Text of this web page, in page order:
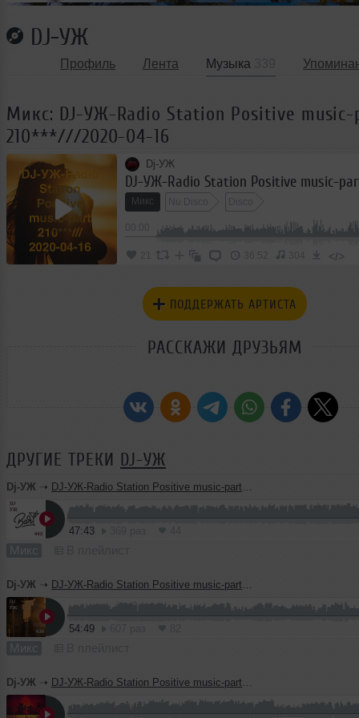
DJ-УЖ
Профиль Лента Музыка
Микс: DJ-УЖ-Radio Station Positive
210***///2020-04-16
Dj-УЖ
Микс Nu Disco Disco
21 36:52 304 </>
ПОДДЕРЖАТЬ АРТИСТА
РАССКАЖИ ДРУЗЬЯМ
ДРУГИЕ ТРЕКИ DJ-УЖ
Dj-УЖ ➝ DJ-УЖ-Radio Station Positive music-part 443/Funk-Disco/2026-04-12
47:43
Микс
Dj-УЖ ➝ DJ-УЖ-Radio Station Positive music-part 442/Lounge-Funk-Disco-Insrumental/2026-03-31
54:49
Микс
Dj-УЖ ➝ DJ-УЖ-Radio Station Positive music-part 441/Lounge-Funk-Disco-Insrumental/2026-03-19